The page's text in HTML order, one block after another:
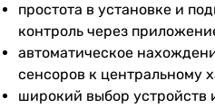
простота в установке и
контроль через
автоматическое
сенсоров к центральному
широкий выбор устройств